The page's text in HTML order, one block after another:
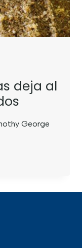
deja al
George